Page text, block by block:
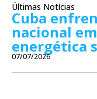
Últimas Notícias
Cuba
nacional
energética
07/07/2026